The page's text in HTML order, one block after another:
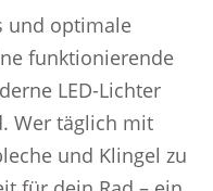
und optimale
funktionierende
LED-Lichter
Wer täglich mit
und Klingel zu